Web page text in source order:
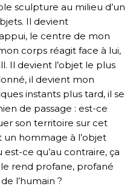
sculpture au milieu d’un
Il devient
le centre de mon
corps réagit face à lui,
Il devient l’objet le plus
il devient mon
instants plus tard, il se
de passage : est-ce
son territoire sur cet
un hommage à l’objet
ce qu’au contraire, ça
rend profane, profané
l’humain ?